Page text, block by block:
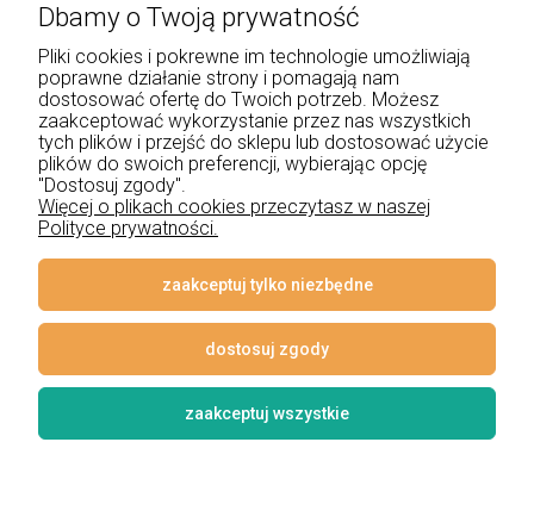
+48 534 555 344
sklep@noxbox.pl
Pomoc
Płatności i dostawa
Informacje
Dbamy o Twoją prywatność
Pliki cookies i pokrewne im technologie umożliwiają
poprawne działanie strony i pomagają nam
dostosować ofertę do Twoich potrzeb. Możesz
zaakceptować wykorzystanie przez nas wszystkich
tych plików i przejść do sklepu lub dostosować użycie
plików do swoich preferencji, wybierając opcję
"Dostosuj zgody".
Więcej o plikach cookies przeczytasz w naszej
Polityce prywatności.
zaakceptuj tylko niezbędne
dostosuj zgody
zaakceptuj wszystkie